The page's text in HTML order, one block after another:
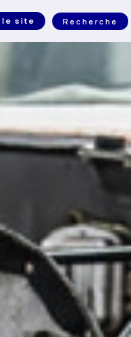
le site Recherche